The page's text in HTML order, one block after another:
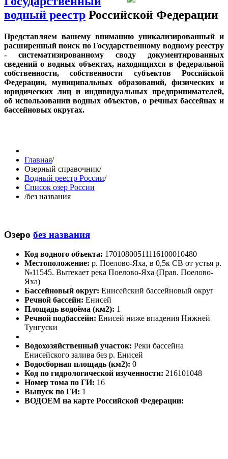
водный реестр Российской Федерации
Представляем вашему вниманию уникализированный и
расширенный поиск по Государственному водному реестру
- систематизированному своду документированных
сведений о водных объектах, находящихся в федеральной
собственности, собственности субъектов Российской
Федерации, муниципальных образований, физических и
юридических лиц и индивидуальных предпринимателей,
об использовании водных объектов, о речных бассейнах и
бассейновых округах.
Главная/
Озерный справочник/
Водный реестр России/
Список озер России
/без названия
Озеро без названия
Код водного объекта: 17010800511116100010480
Местоположение: р. Поелово-Яха, в 0,5к СВ от устья р.
№11545. Вытекает река Поелово-Яха (Прав. Поелово-
Яха)
Бассейновый округ: Енисейский бассейновый округ
Речной бассейн: Енисей
Площадь водоёма (км2): 1
Речной подбассейн: Енисей ниже впадения Нижней
Тунгуски
Водохозяйственный участок: Реки бассейна
Енисейского залива без р. Енисей
Водосборная площадь (км2): 0
Код по гидрологической изученности: 216101048
Номер тома по ГИ: 16
Выпуск по ГИ: 1
ВОДОЕМ на карте Российской Федерации: